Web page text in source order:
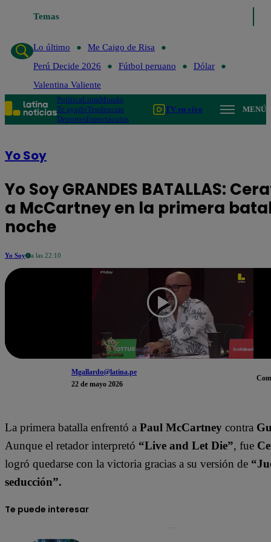
Temas
Lo último
Me Caigo de Risa
Perú Decide 2026
Fútbol peruano
Dólar
Valentina Valiente
PolíticaLimaMundo
Te ayudoTendencias
DeportesEspectáculos
TV en vivo MENÚ
Yo Soy
Yo Soy GRANDES BATALLAS:
a McCartney en la primera
noche
Yo Soy a las 22:10
Mgallardo@latina.pe
22 de mayo 2026
La primera batalla enfrentó a Paul McCartney contra
Aunque el retador interpretó “Live and Let Die”, fue
logró quedarse con la victoria gracias a su versión de
seducción”.
Te puede interesar